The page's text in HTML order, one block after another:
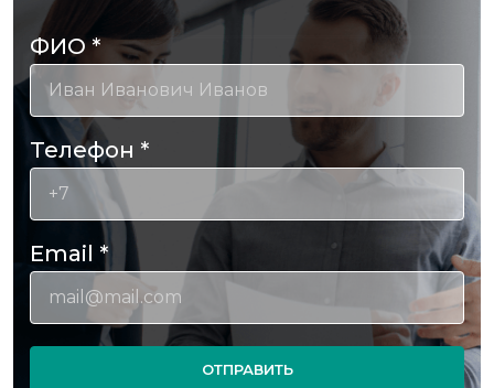
ФИО*
Телефон *
Email *
ОТПРАВИТЬ